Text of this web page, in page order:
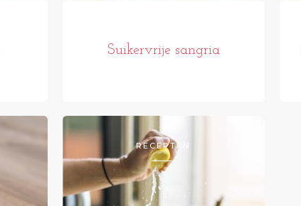
Suikervrije sangria
RECEPTEN